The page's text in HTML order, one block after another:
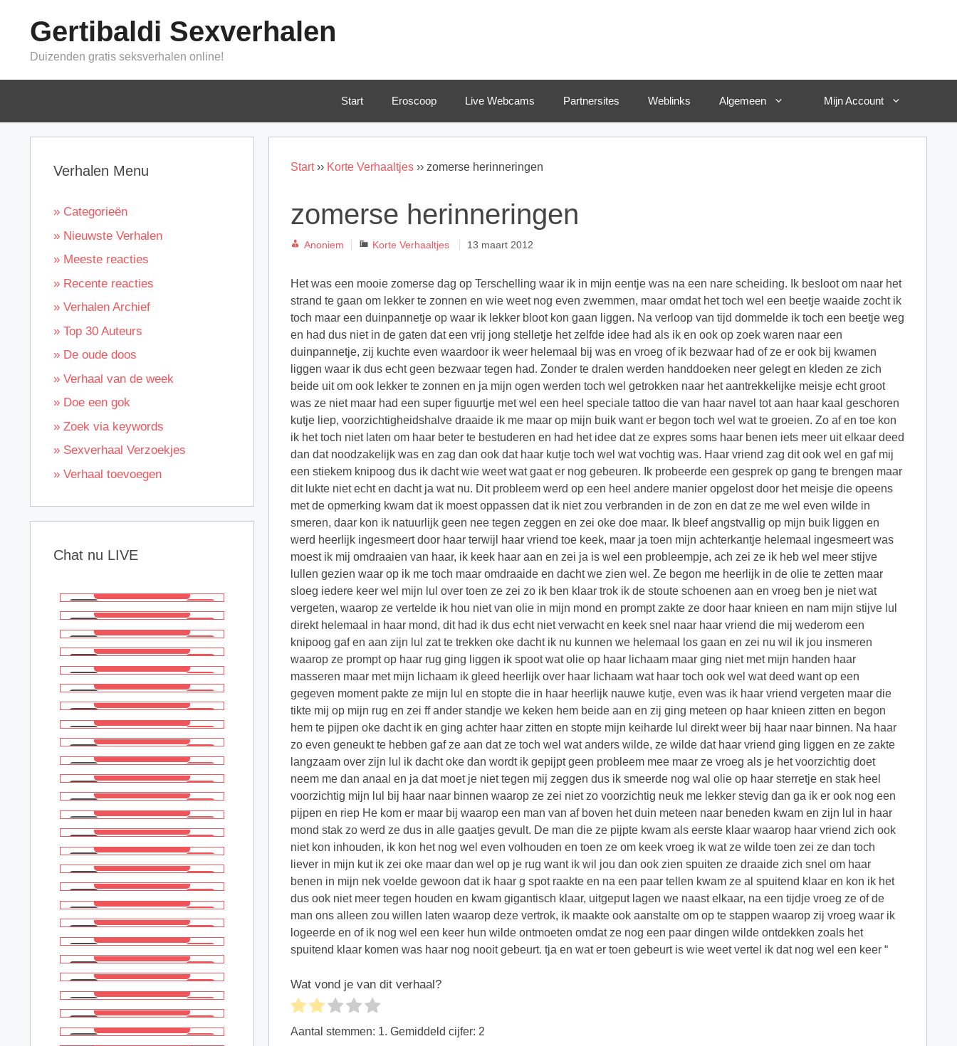
inhoud
Gertibaldi Sexverhalen
Duizenden gratis seksverhalen online!
Start Eroscoop Live Webcams Partnersites Weblinks Algemeen Mijn Account
Start›› Korte Verhaaltjes ›› zomerse herinneringen
zomerse herinneringen
Anoniem Categorieën
Korte Verhaaltjes 13 maart 2012
Het was een mooie zomerse dag op Terschelling waar ik in mijn eentje was na een nare scheiding. Ik besloot om naar het
strand te gaan om lekker te zonnen en wie weet nog even zwemmen, maar omdat het toch wel een beetje waaide zocht ik
toch maar een duinpannetje op waar ik lekker bloot kon gaan liggen. Na verloop van tijd dommelde ik toch een beetje weg
en had dus niet in de gaten dat een vrij jong stelletje het zelfde idee had als ik en ook op zoek waren naar een
duinpannetje, zij kuchte even waardoor ik weer helemaal bij was en vroeg of ik bezwaar had of ze er ook bij kwamen
liggen waar ik dus echt geen bezwaar tegen had. Zonder te dralen werden handdoeken neer gelegt en kleden ze zich
beide uit om ook lekker te zonnen en ja mijn ogen werden toch wel getrokken naar het aantrekkelijke meisje echt groot
was ze niet maar had een super figuurtje met wel een heel speciale tattoo die van haar navel tot aan haar kaal geschoren
kutje liep, voorzichtigheidshalve draaide ik me maar op mijn buik want er begon toch wel wat te groeien. Zo af en toe kon
ik het toch niet laten om haar beter te bestuderen en had het idee dat ze expres soms haar benen iets meer uit elkaar deed
dan dat noodzakelijk was en zag dan ook dat haar kutje toch wel wat vochtig was. Haar vriend zag dit ook wel en gaf mij
een stiekem knipoog dus ik dacht wie weet wat gaat er nog gebeuren. Ik probeerde een gesprek op gang te brengen maar
dit lukte niet echt en dacht ja wat nu. Dit probleem werd op een heel andere manier opgelost door het meisje die opeens
met de opmerking kwam dat ik moest oppassen dat ik niet zou verbranden in de zon en dat ze me wel even wilde in
smeren, daar kon ik natuurlijk geen nee tegen zeggen en zei oke doe maar. Ik bleef angstvallig op mijn buik liggen en
werd heerlijk ingesmeert door haar terwijl haar vriend toe keek, maar ja toen mijn achterkantje helemaal ingesmeert was
moest ik mij omdraaien van haar, ik keek haar aan en zei ja is wel een probleempje, ach zei ze ik heb wel meer stijve
lullen gezien waar op ik me toch maar omdraaide en dacht we zien wel. Ze begon me heerlijk in de olie te zetten maar
sloeg iedere keer wel mijn lul over toen ze zei zo ik ben klaar trok ik de stoute schoenen aan en vroeg ben je niet wat
vergeten, waarop ze vertelde ik hou niet van olie in mijn mond en prompt zakte ze door haar knieen en nam mijn stijve lul
direkt helemaal in haar mond, dit had ik dus echt niet verwacht en keek snel naar haar vriend die mij wederom een
knipoog gaf en aan zijn lul zat te trekken oke dacht ik nu kunnen we helemaal los gaan en zei nu wil ik jou insmeren
waarop ze prompt op haar rug ging liggen ik spoot wat olie op haar lichaam maar ging niet met mijn handen haar
masseren maar met mijn lichaam ik gleed heerlijk over haar lichaam wat haar toch ook wel wat deed want op een
gegeven moment pakte ze mijn lul en stopte die in haar heerlijk nauwe kutje, even was ik haar vriend vergeten maar die
tikte mij op mijn rug en zei ff ander standje we keken hem beide aan en zij ging meteen op haar knieen zitten en begon
hem te pijpen oke dacht ik en ging achter haar zitten en stopte mijn keiharde lul direkt weer bij haar naar binnen. Na haar
zo even geneukt te hebben gaf ze aan dat ze toch wel wat anders wilde, ze wilde dat haar vriend ging liggen en ze zakte
langzaam over zijn lul ik dacht oke dan wordt ik gepijpt geen probleem mee maar ze vroeg als je het voorzichtig doet
neem me dan anaal en ja dat moet je niet tegen mij zeggen dus ik smeerde nog wal olie op haar sterretje en stak heel
voorzichtig mijn lul bij haar naar binnen waarop ze zei niet zo voorzichtig neuk me lekker stevig dan ga ik er ook nog een
pijpen en riep He kom er maar bij waarop een man van af boven het duin meteen naar beneden kwam en zijn lul in haar
mond stak zo werd ze dus in alle gaatjes gevult. De man die ze pijpte kwam als eerste klaar waarop haar vriend zich ook
niet kon inhouden, ik kon het nog wel even volhouden en toen ze om keek vroeg ik wat ze wilde toen zei ze dan toch
liever in mijn kut ik zei oke maar dan wel op je rug want ik wil jou dan ook zien spuiten ze draaide zich snel om haar
benen in mijn nek voelde gewoon dat ik haar g spot raakte en na een paar tellen kwam ze al spuitend klaar en kon ik het
dus ook niet meer tegen houden en kwam gigantisch klaar, uitgeput lagen we naast elkaar, na een tijdje vroeg ze of de
man ons alleen zou willen laten waarop deze vertrok, ik maakte ook aanstalte om op te stappen waarop zij vroeg waar ik
logeerde en of ik nog wel een keer hun wilde ontmoeten omdat ze nog een paar dingen wilde ontdekken zoals het
spuitend klaar komen was haar nog nooit gebeurt. tja en wat er toen gebeurt is wie weet vertel ik dat nog wel een keer “
Wat vond je van dit verhaal?
Aantal stemmen: 1. Gemiddeld cijfer: 2
Verhalen Menu
» Categorieën
» Nieuwste Verhalen
» Meeste reacties
» Recente reacties
» Verhalen Archief
» Top 30 Auteurs
» De oude doos
» Verhaal van de week
» Doe een gok
» Zoek via keywords
» Sexverhaal Verzoekjes
» Verhaal toevoegen
Chat nu LIVE